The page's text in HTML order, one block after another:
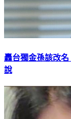
轟台獨金孫該改
說